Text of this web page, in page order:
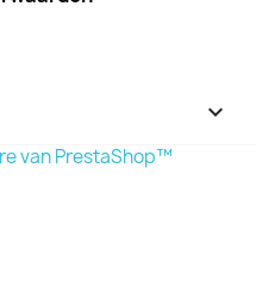
keyboard_arrow_down
van PrestaShop™